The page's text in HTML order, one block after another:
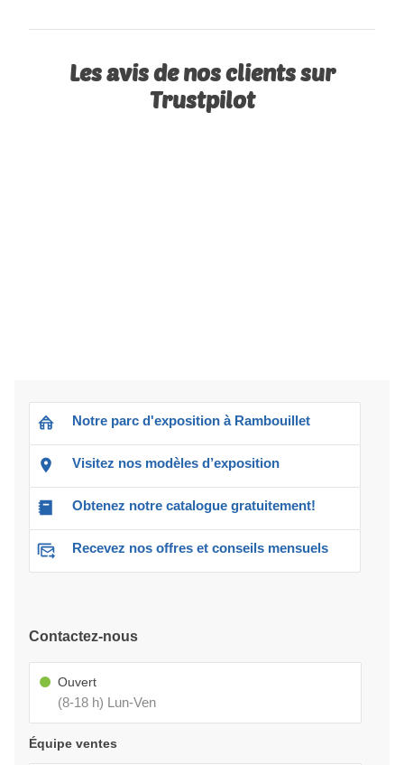
Les avis de nos clients sur
Trustpilot
Notre parc d'exposition à Rambouillet
Visitez nos modèles d’exposition
Obtenez notre catalogue gratuitement!
Recevez nos offres et conseils mensuels
Contactez-nous
Ouvert
(8-18 h) Lun-Ven
Équipe ventes